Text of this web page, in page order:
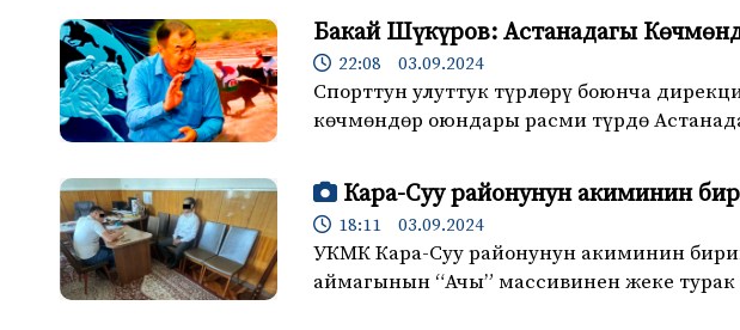
Бакай Шүкүров: Астанадагы
22:08 03.09.2024
Спорттун улуттук түрлөрү боюнча
көчмөндөр оюндары расми түрдө
Кара-Суу районунун акиминин
18:11 03.09.2024
УКМК Кара-Суу районунун акиминин
аймагынын “Ачы” массивинен жеке